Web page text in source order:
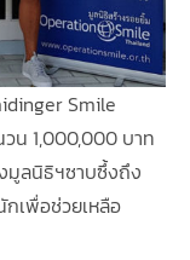
Smile
น 1,000,000 บาท
มูลนิธิฯซาบซึ้งถึง
เพื่อช่วยเหลือ